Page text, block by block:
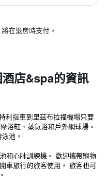
在退房時支付。
店&spa的資訊
利搭車到里茲布拉福機場只要
浴缸、蒸氣浴和戶外網球場。
池。
和心肺訓練機。 歡迎攜帶寵物
車旅行的旅客使用。 旅客也可